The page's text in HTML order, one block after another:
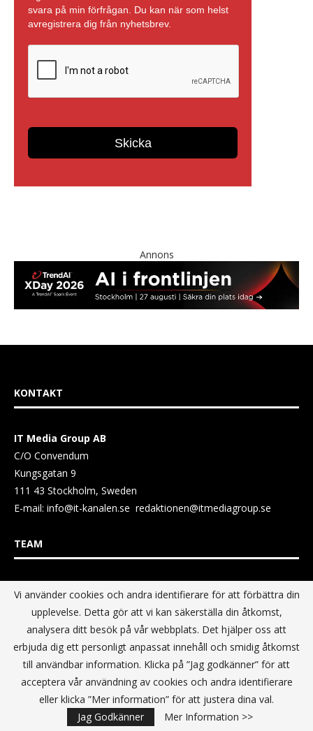
Annons
KONTAKT
IT Media Group AB
C/O Convendum
Kungsgatan 9
111 43 Stockholm, Sweden
E-mail: info@it-kanalen.se redaktionen@itmediagroup.se
TEAM
Ansvarig Utgivare och VD:
Annika Guldroth
E-mail:
annika@itmediagroup.se
TERMS & CONDITIONS / VILLKOR
Data Privacy Policy
Terms & Conditions For Digital Advertising
Vi använder cookies och andra identifierare för att förbättra din
upplevelse. Detta gör att vi kan säkerställa din åtkomst,
analysera ditt besök på vår webbplats. Det hjälper oss att
erbjuda dig ett personligt anpassat innehåll och smidig åtkomst
till användbar information. Klicka på ”Jag godkänner” för att
acceptera vår användning av cookies och andra identifierare
eller klicka ”Mer information” för att justera dina val.
Jag Godkänner
Mer Information >>